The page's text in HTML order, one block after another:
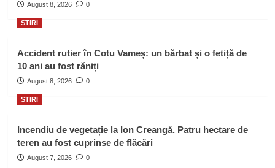
August 8, 2026 0
STIRI
Accident rutier în Cotu Vameș: un bărbat și o fetiță de
10 ani au fost răniți
August 8, 2026 0
STIRI
Incendiu de vegetație la Ion Creangă. Patru hectare de
teren au fost cuprinse de flăcări
August 7, 2026 0